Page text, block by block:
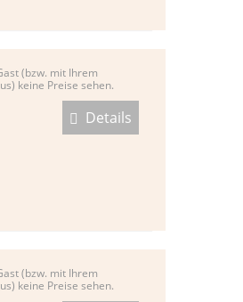
(bzw. mit Ihrem
keine Preise sehen.
Details
(bzw. mit Ihrem
keine Preise sehen.